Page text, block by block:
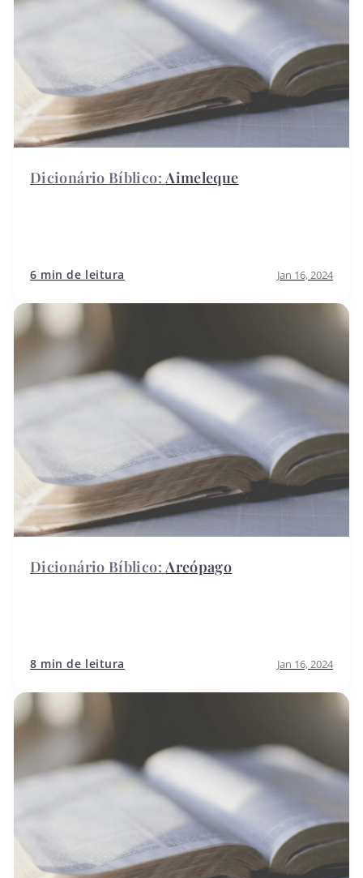
Aimeleque
6 min de leitura Jan 16, 2024
Areópago
8 min de leitura Jan 16, 2024